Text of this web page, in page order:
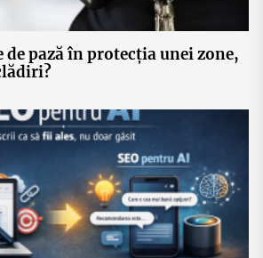
de pază în protecția unei zone,